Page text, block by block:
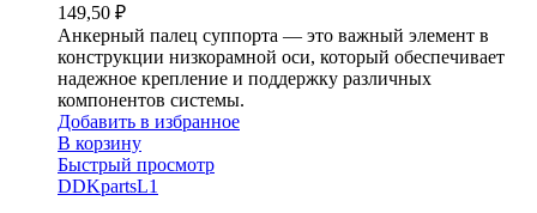
149,50 ₽
Анкерный палец суппорта — это важный элемент в
конструкции низкорамной оси, который обеспечивает
надежное крепление и поддержку различных
компонентов системы.
Добавить в избранное
В корзину
Быстрый просмотр
DDKpartsL1